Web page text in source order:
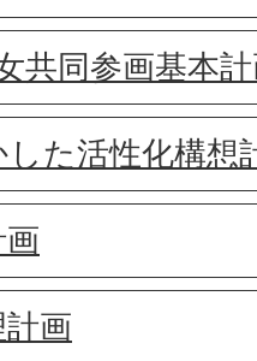
共同参画基本
た活性化構想
画